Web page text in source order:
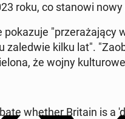
roku, co stanowi nowy
po­ka­zu­je "prze­ra­ża­ją­cy
za­le­d­wie kilku lat".
​​że ​​wojny
whether Britain is a